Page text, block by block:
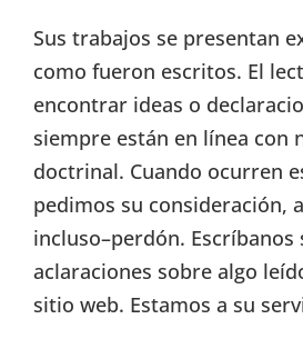
Sus trabajos se presentan
como fueron escritos. El
encontrar ideas o
siempre están en línea con
doctrinal. Cuando ocurren
pedimos su consideración,
incluso–perdón. Escríbanos
aclaraciones sobre algo
sitio web. Estamos a su